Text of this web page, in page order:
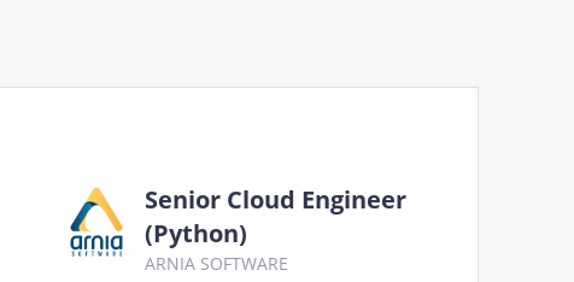
Senior Cloud Engineer
(Python)
ARNIA SOFTWARE